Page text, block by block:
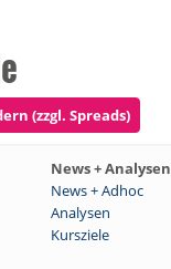
(zzgl. Spreads)
News + Analysen
News + Adhoc
Analysen
Kursziele